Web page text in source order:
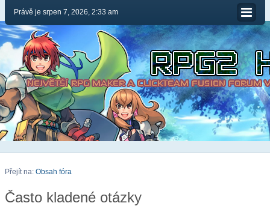
Právě je srpen 7, 2026, 2:33 am
Přejít na: Obsah fóra
Často kladené otázky